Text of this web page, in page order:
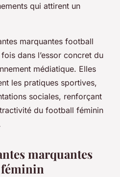
qui attirent un
marquantes football
dans l’essor concret du
médiatique. Elles
les pratiques sportives,
sociales, renforçant
du football féminin
marquantes